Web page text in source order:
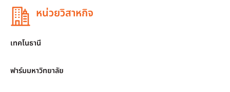
หน่วยวิสาหกิจ
เทคโนธานี
ฟาร์มมหาวิทยาลัย